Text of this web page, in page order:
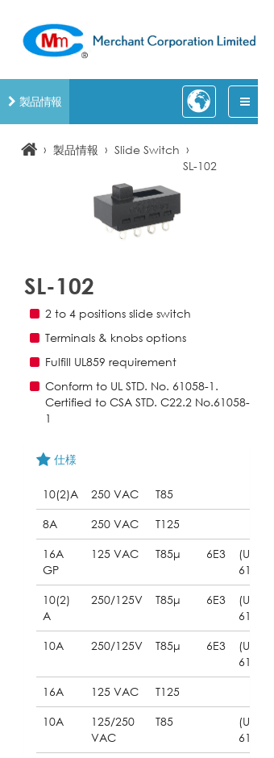
製品情報
› 製品情報 › Slide Switch ›
SL-102
SL-102
2 to 4 positions slide switch
Terminals & knobs options
Fulfill UL859 requirement
Conform to UL STD. No. 61058-1.
Certified to CSA STD. C22.2 No.61058-
1
仕様
10(2)A 250 VAC
T85
8A
250 VAC
T125
16A
GP
125 VAC T85μ 6E3
(UL
61058)
10(2)
A
250/125V T85μ 6E3
(UL
61058)
10A
250/125V T85μ 6E3
(UL
61058)
16A
125 VAC
T125
10A
125/250
VAC
T85
(UL
61058)